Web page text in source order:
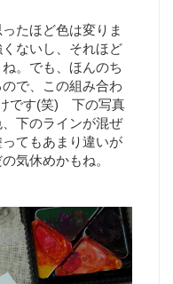
たほど色は変りま
ないし、それほど
。でも、ほんのち
で、この組み合わ
です(笑) 下の写真
下のラインが混ぜ
てもあまり違いが
気休めかもね。